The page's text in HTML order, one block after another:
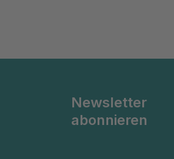
Newsletter
abonnieren